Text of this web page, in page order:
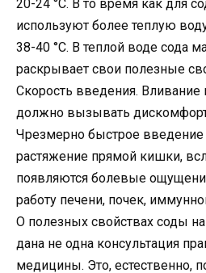
20-24 °С. В то время как для
используют более теплую
38-40 °C. В теплой воде сода
раскрывает свои полезные
Скорость введения.
должно вызывать
Чрезмерно быстрое
растяжение прямой кишки,
появляются болевые
работу печени, почек,
О полезных свойствах соды
дана не одна консультация
медицины. Это, естественно,